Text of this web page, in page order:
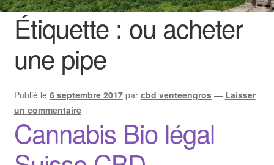
Huile de CBD
Boutures de CBD
Brands
Contact
Étiquette : ou acheter
une pipe
Publié le 6 septembre 2017 par cbd venteengros — Laisser
un commentaire
Cannabis Bio légal